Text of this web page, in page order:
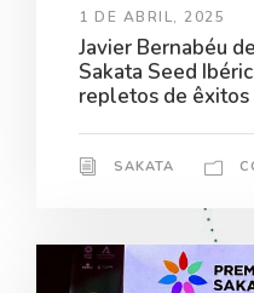
1 DE ABRIL, 2025
Javier Bernabéu
Sakata Seed
repletos de êxitos
SAKATA